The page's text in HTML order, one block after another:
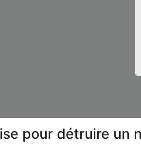
pour détruire un